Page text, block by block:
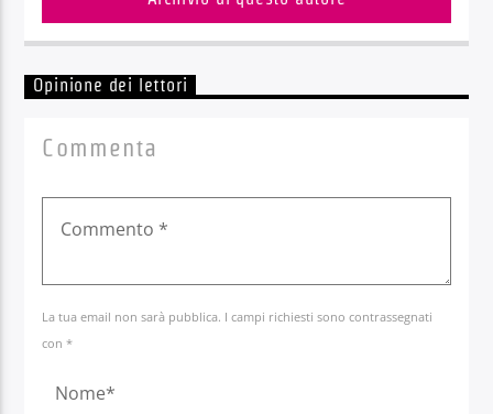
Opinione dei lettori
Commenta
La tua email non sarà pubblica. I campi richiesti sono contrassegnati
con *